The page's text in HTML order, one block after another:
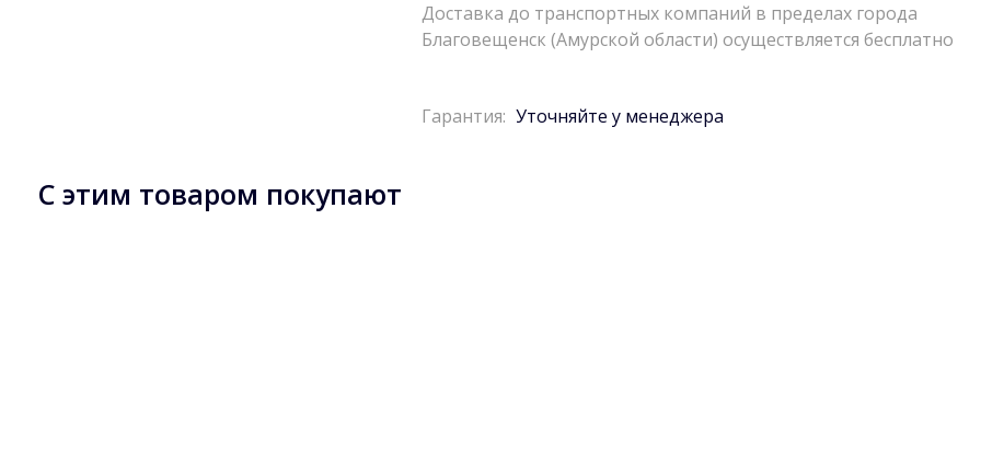
Доставка до транспортных компаний в пределах города
Благовещенск (Амурской области) осуществляется бесплатно
Гарантия: Уточняйте у менеджера
С этим товаром покупают